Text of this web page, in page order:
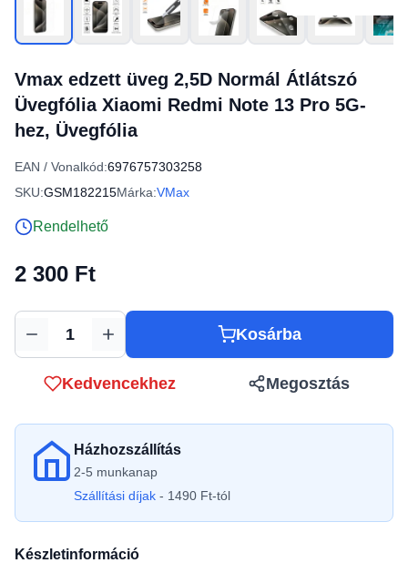
Vmax edzett üveg 2,5D Normál Átlátszó
Üvegfólia Xiaomi Redmi Note 13 Pro 5G-
hez, Üvegfólia
EAN / Vonalkód:6976757303258
SKU:GSM182215Márka:VMax
Rendelhető
2 300 Ft
Mennyiség Kosárba
Kedvencekhez Megosztás
Házhozszállítás
2-5 munkanap
Szállítási díjak - 1490 Ft-tól
Készletinformáció